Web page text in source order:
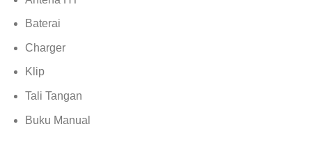
Baterai
Charger
Klip
Tali Tangan
Buku Manual